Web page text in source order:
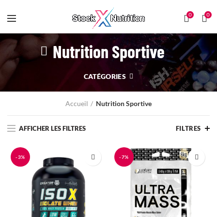
0 0
Nutrition Sportive
CATÉGORIES
Accueil Nutrition Sportive
AFFICHER LES FILTRES FILTRES
-3% -7%